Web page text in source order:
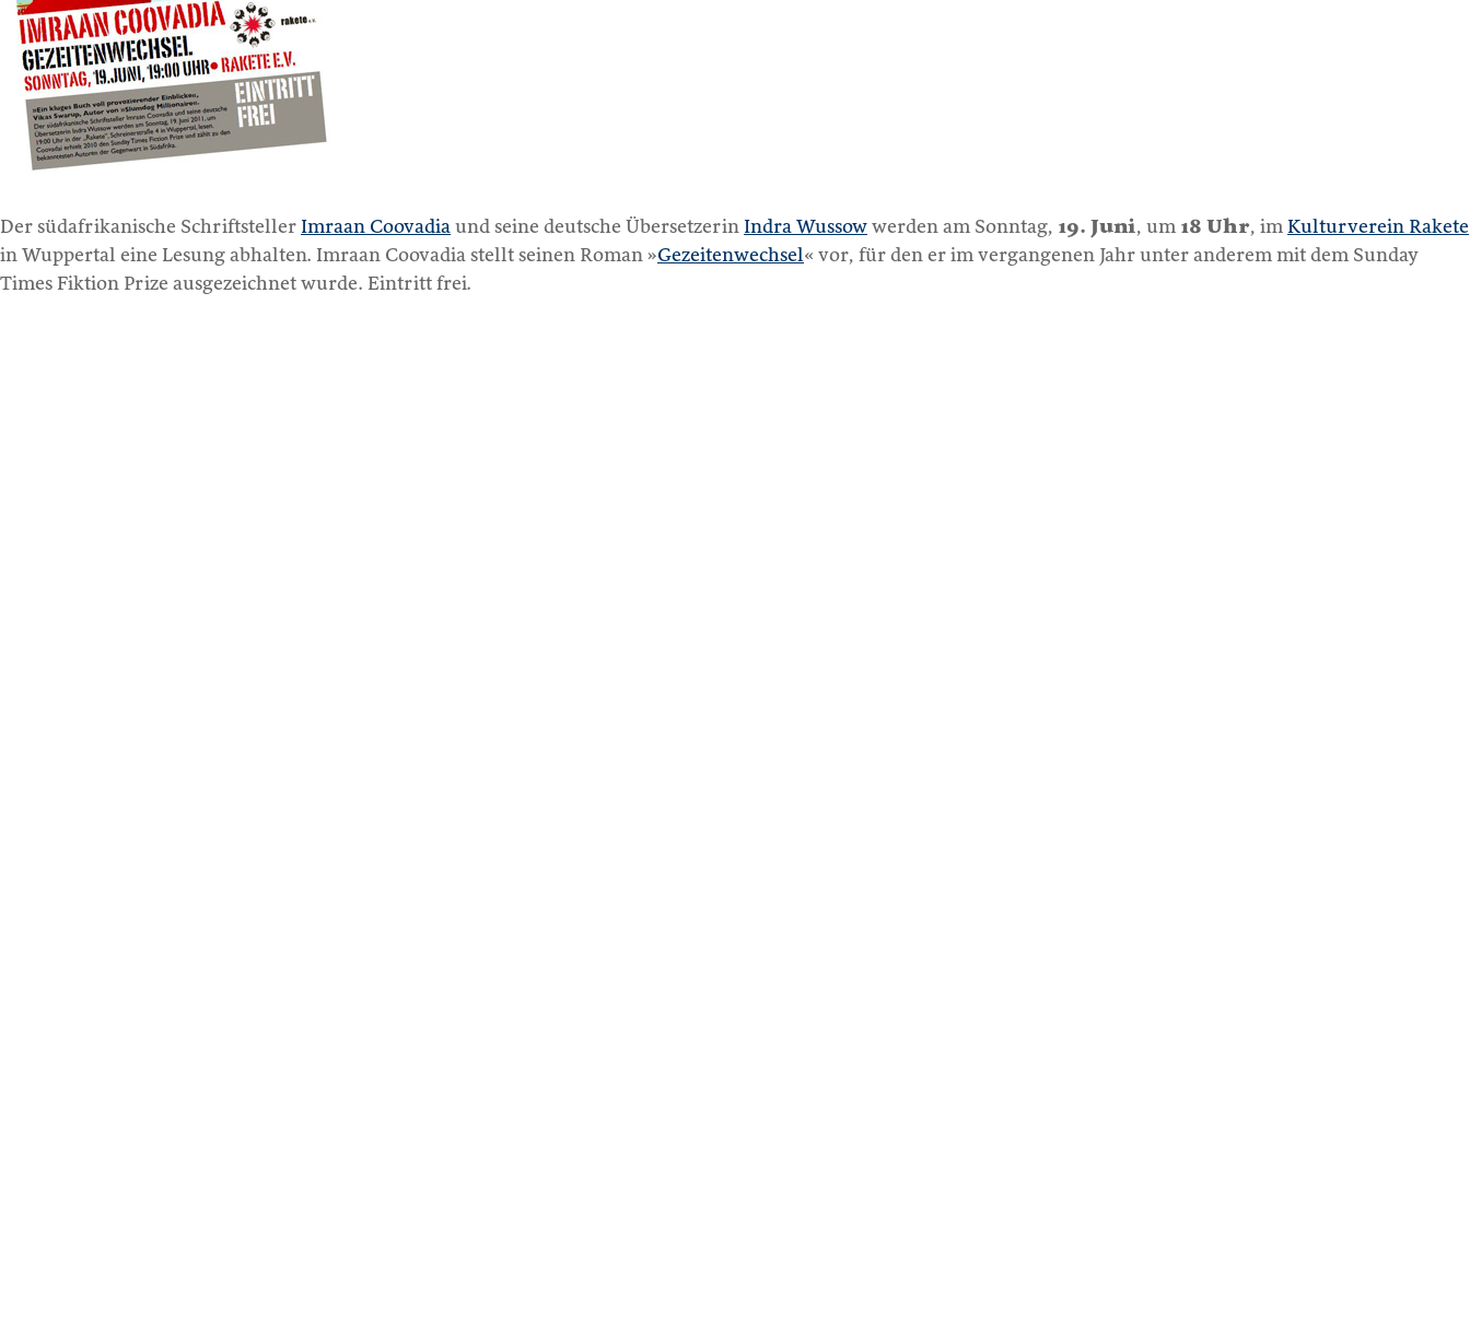
Der südafrikanische Schriftsteller Imraan Coovadia und seine deutsche Übersetzerin Indra Wussow werden am Sonntag, 19. Juni, um 18 Uhr, im Kulturverein Rakete
in Wuppertal eine Lesung abhalten. Imraan Coovadia stellt seinen Roman »Gezeitenwechsel« vor, für den er im vergangenen Jahr unter anderem mit dem Sunday
Times Fiktion Prize ausgezeichnet wurde. Eintritt frei.